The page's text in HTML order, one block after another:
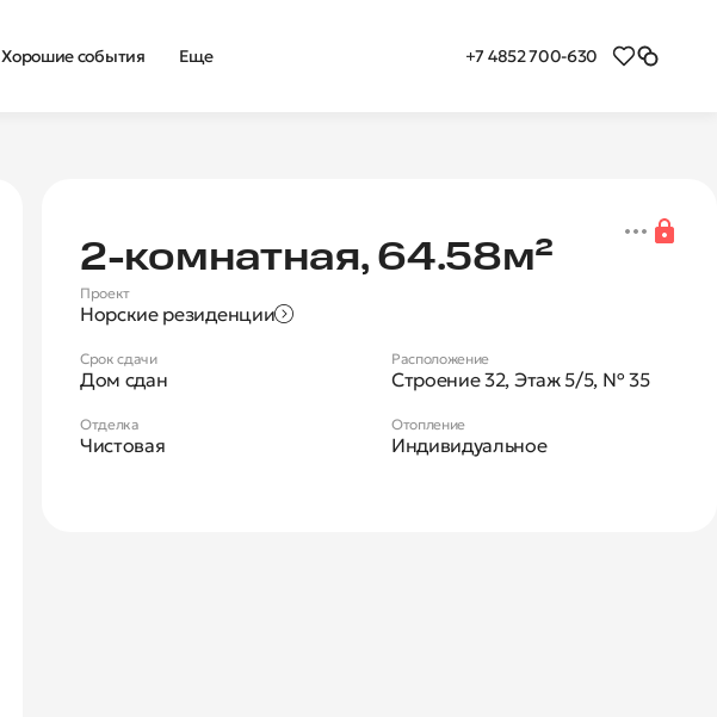
Хорошие события Еще +7 4852 700-630
Новая 2-комнатная
2‑комнатная, 64.58м²
Проект
Норские резиденции
Срок сдачи
Дом сдан
Расположение
Строение 32, Этаж 5/5, № 35
Отделка
Чистовая
Отопление
Индивидуальное